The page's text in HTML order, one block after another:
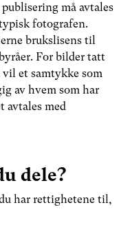
må avtales
fotografen.
brukslisens til
For bilder tatt
vil et samtykke som
av hvem som har
avtales med
dele?
har rettighetene til,